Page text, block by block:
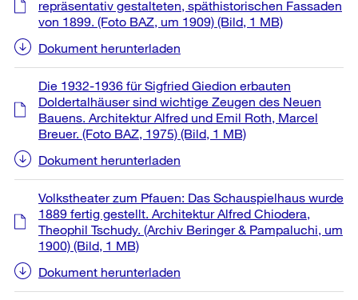
repräsentativ gestalteten, späthistorischen Fassaden
von 1899. (Foto BAZ, um 1909) (Bild, 1 MB)
Dokument herunterladen
Die 1932-1936 für Sigfried Giedion erbauten
Doldertalhäuser sind wichtige Zeugen des Neuen
Bauens. Architektur Alfred und Emil Roth, Marcel
Breuer. (Foto BAZ, 1975) (Bild, 1 MB)
Dokument herunterladen
Volkstheater zum Pfauen: Das Schauspielhaus wurde
1889 fertig gestellt. Architektur Alfred Chiodera,
Theophil Tschudy. (Archiv Beringer & Pampaluchi, um
1900) (Bild, 1 MB)
Dokument herunterladen